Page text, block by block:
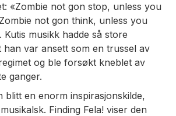
«Zombie not gon stop, unless you
not gon think, unless you
musikk hadde så store
han var ansett som en trussel av
og ble forsøkt kneblet av
ganger.
blitt en enorm inspirasjonskilde,
Finding Fela! viser den